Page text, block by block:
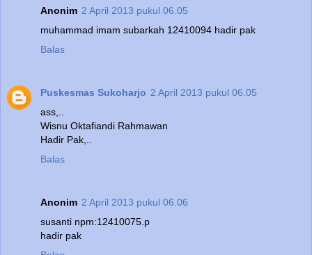
Anonim 2 April 2013 pukul 06.05
muhammad imam subarkah 12410094 hadir pak
Balas
Puskesmas Sukoharjo 2 April 2013 pukul 06.05
ass,..
Wisnu Oktafiandi Rahmawan
Hadir Pak,..
Balas
Anonim 2 April 2013 pukul 06.06
susanti npm:12410075.p
hadir pak